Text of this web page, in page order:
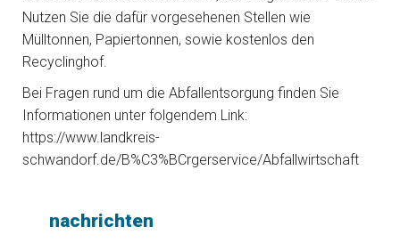
Nutzen Sie die dafür vorgesehenen Stellen wie
Mülltonnen, Papiertonnen, sowie kostenlos den
Recyclinghof.
Bei Fragen rund um die Abfallentsorgung finden Sie
Informationen unter folgendem Link:
https://www.landkreis-
schwandorf.de/B%C3%BCrgerservice/Abfallwirtschaft
nachrichten